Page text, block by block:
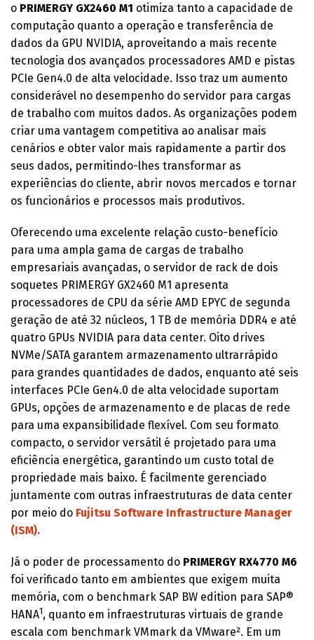
o PRIMERGY GX2460 M1 otimiza tanto a capacidade de
computação quanto a operação e transferência de
dados da GPU NVIDIA, aproveitando a mais recente
tecnologia dos avançados processadores AMD e pistas
PCIe Gen4.0 de alta velocidade. Isso traz um aumento
considerável no desempenho do servidor para cargas
de trabalho com muitos dados. As organizações podem
criar uma vantagem competitiva ao analisar mais
cenários e obter valor mais rapidamente a partir dos
seus dados, permitindo-lhes transformar as
experiências do cliente, abrir novos mercados e tornar
os funcionários e processos mais produtivos.
Oferecendo uma excelente relação custo-benefício
para uma ampla gama de cargas de trabalho
empresariais avançadas, o servidor de rack de dois
soquetes PRIMERGY GX2460 M1 apresenta
processadores de CPU da série AMD EPYC de segunda
geração de até 32 núcleos, 1 TB de memória DDR4 e até
quatro GPUs NVIDIA para data center. Oito drives
NVMe/SATA garantem armazenamento ultrarrápido
para grandes quantidades de dados, enquanto até seis
interfaces PCIe Gen4.0 de alta velocidade suportam
GPUs, opções de armazenamento e de placas de rede
para uma expansibilidade flexível. Com seu formato
compacto, o servidor versátil é projetado para uma
eficiência energética, garantindo um custo total de
propriedade mais baixo. É facilmente gerenciado
juntamente com outras infraestruturas de data center
por meio do Fujitsu Software Infrastructure Manager
(ISM).
Já o poder de processamento do PRIMERGY RX4770 M6
foi verificado tanto em ambientes que exigem muita
memória, com o benchmark SAP BW edition para SAP®
HANA1 , quanto em infraestruturas virtuais de grande
escala com benchmark VMmark da VMware². Em um